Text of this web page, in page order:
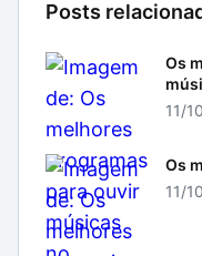
Posts
Os
11/
Os
11/